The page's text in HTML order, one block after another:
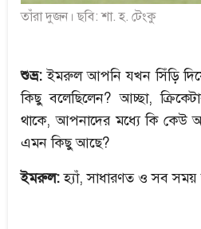
তাঁরা দুজন। ছবি: শা. হ. টেংকু
শুভ্র: ইমরুল আপনি যখন সিঁড়ি
কিছু বলেছিলেন? আচ্ছা,
থাকে, আপনাদের মধ্যে কি কেউ
এমন কিছু আছে?
ইমরুল: হ্যাঁ, সাধারণত ও সব